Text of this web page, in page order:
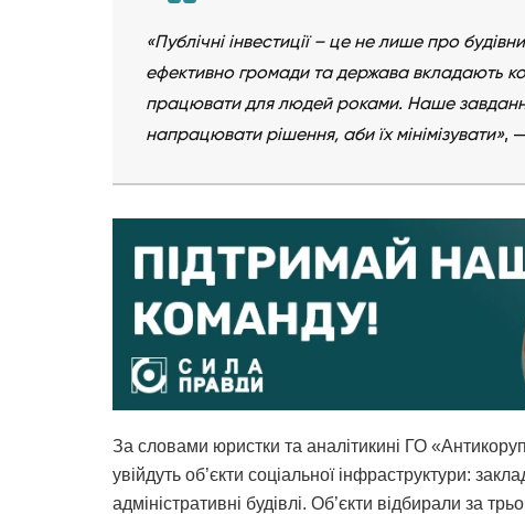
«Публічні інвестиції – це не лише про
ефективно громади та держава вкладають
працювати для людей роками. Наше
напрацювати рішення, аби їх мінімізувати»,
За словами юристки та аналітикині ГО
увійдуть об’єкти соціальної інфраструктури:
адміністративні будівлі. Об’єкти відбирали за